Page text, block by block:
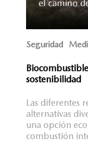
Seguridad
sostenibilidad
Las diferentes
alternativas
una opción
combustión